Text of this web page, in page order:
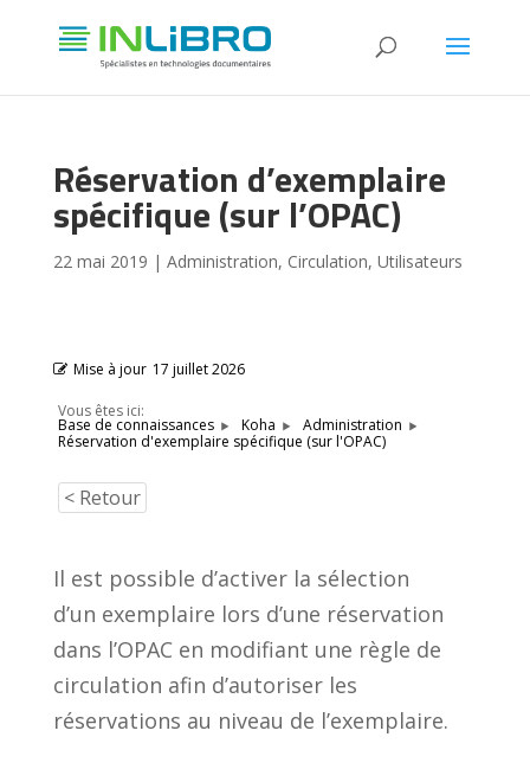
Réservation d’exemplaire
spécifique (sur l’OPAC)
22 mai 2019 | Administration, Circulation, Utilisateurs
Mise à jour 17 juillet 2026
Vous êtes ici:
Base de connaissances Koha
Administration
Réservation d'exemplaire spécifique (sur l'OPAC)
< Retour
Il est possible d’activer la sélection
d’un exemplaire lors d’une réservation
dans l’OPAC en modifiant une règle de
circulation afin d’autoriser les
réservations au niveau de l’exemplaire.